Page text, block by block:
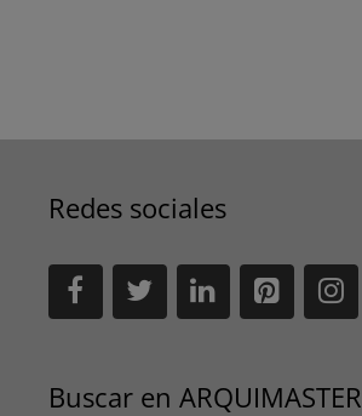
Redes sociales
Buscar en ARQUIMASTER